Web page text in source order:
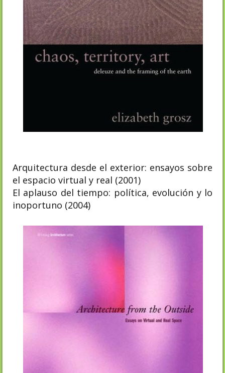
Arquitectura desde el exterior: ensayos sobre
el espacio virtual y real (2001)
El aplauso del tiempo: política, evolución y lo
inoportuno (2004)